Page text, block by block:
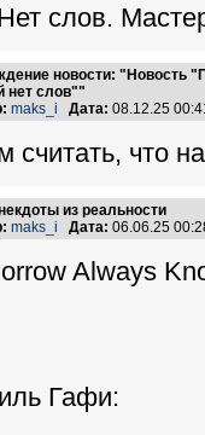
слов.
новости: "Новость
нет слов""
maks_i Дата: 08.12.25
считать, что
из реальности
maks_i Дата: 06.06.25
Always
Гафи: